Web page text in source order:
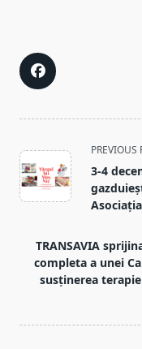
<span
class="nav-
subtitle
screen-
text">Page</span>
PREVIOUS
3-4
TRANSAVIA
completa a unei
susținerea